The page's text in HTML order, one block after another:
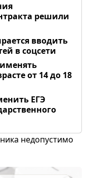
решили
вводить
в соцсети
от 14 до 18
ЕГЭ
недопустимо